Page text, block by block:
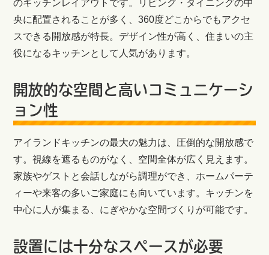
のキッチンレイアウトです。リビング・ダイニングの中
央に配置されることが多く、360度どこからでもアクセ
スできる開放感が特長。デザイン性が高く、住まいの主
役になるキッチンとして人気があります。
開放的な空間と高いコミュニケーシ
ョン性
アイランドキッチンの最大の魅力は、圧倒的な開放感で
す。視線を遮るものがなく、空間全体が広く見えます。
家族やゲストと会話しながら調理ができ、ホームパーテ
ィーや来客の多いご家庭にも向いています。キッチンを
中心に人が集まる、にぎやかな空間づくりが可能です。
設置には十分なスペースが必要